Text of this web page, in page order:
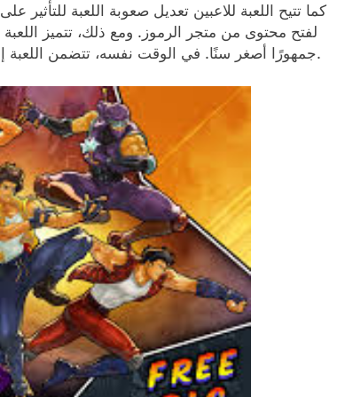
كما تتيح اللعبة للاعبين تعديل صعوبة اللعبة
لفتح محتوى من متجر الرموز. ومع ذلك، تتميز
جمهورًا أصغر سنًا. في الوقت نفسه، تتضمن اللعبة إشارات إلى التبغ قد تكون مثيرة وغير مناسبة لبعض اللاعبين.